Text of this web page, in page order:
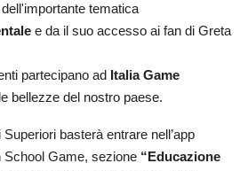
tematica
e da il suo accesso ai fan di Greta
partecipano ad
Italia Game
bellezze del nostro paese.
basterà entrare nell’app
Game, sezione “Educazione